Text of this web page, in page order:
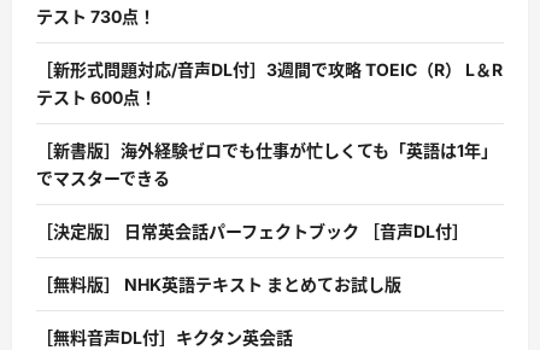
テスト 730点！
［新形式問題対応/音声DL付］3週間で攻略 TOEIC（R） L＆R
テスト 600点！
［新書版］海外経験ゼロでも仕事が忙しくても「英語は1年」
でマスターできる
［決定版］ 日常英会話パーフェクトブック ［音声DL付］
［無料版］ NHK英語テキスト まとめてお試し版
［無料音声DL付］キクタン英会話